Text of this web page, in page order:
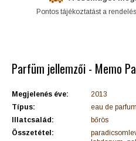
Pontos tájékoztatást a
Parfüm jellemzői - Memo
Megjelenés éve:
2013
Típus:
eau de parfum
Illatcsalád:
bőrös
Összetétel: